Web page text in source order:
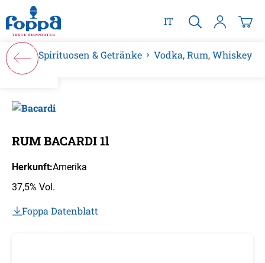
springen
IT
Spirituosen & Getränke Vodka, Rum, Whiskey
RUM BACARDI 1l
Herkunft:Amerika
37,5% Vol.
Foppa Datenblatt